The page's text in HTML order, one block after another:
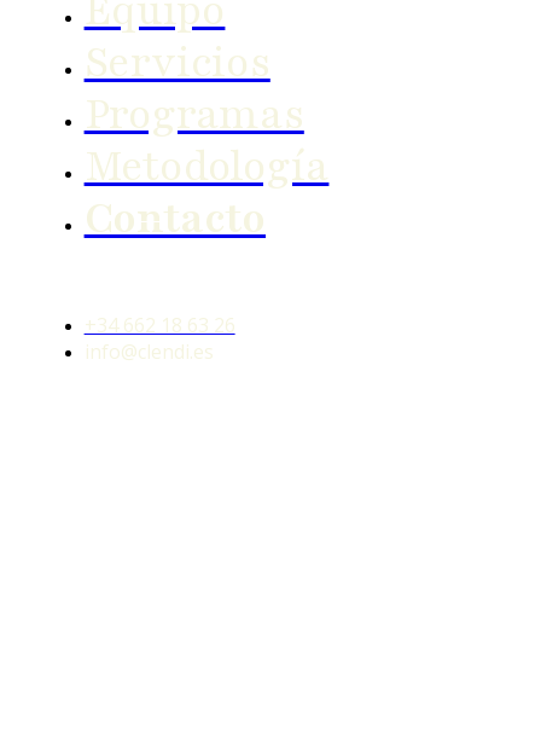
Servicios
Programas
Metodología
Contacto
+34 662 18 63 26
info@clendi.es